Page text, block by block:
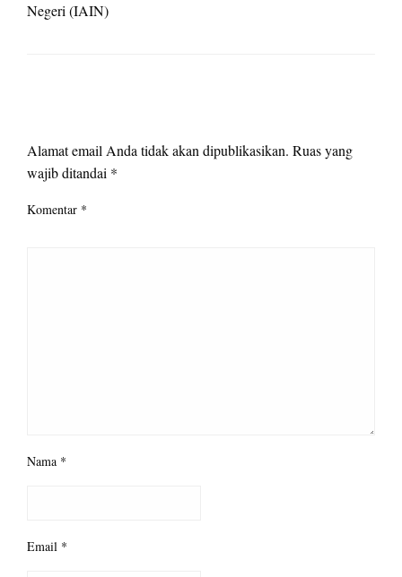
Negeri (IAIN)
Alamat email Anda tidak akan dipublikasikan. Ruas yang
wajib ditandai *
Komentar *
Nama *
Email *